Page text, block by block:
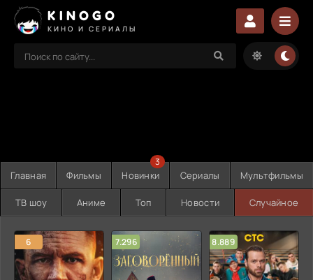
KINOGO
КИНО И СЕРИАЛЫ
Главная Фильмы Новинки
3
Сериалы Мультфильмы
ТВ шоу Аниме Топ Новости Случайное
6 7.296 8.889